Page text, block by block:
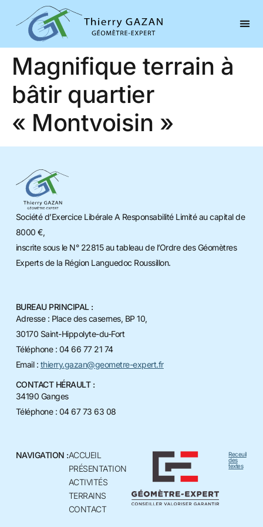
Magnifique terrain à
bâtir quartier
« Montvoisin »
Société d’Exercice Libérale A Responsabilité Limité au capital de
8000 €,
inscrite sous le N° 22815 au tableau de l’Ordre des Géomètres
Experts de la Région Languedoc Roussillon.
BUREAU PRINCIPAL :
Adresse : Place des casernes, BP 10,
30170 Saint-Hippolyte-du-Fort
Téléphone : 04 66 77 21 74
Email : thierry.gazan@geometre-expert.fr
CONTACT HÉRAULT :
34190 Ganges
Téléphone : 04 67 73 63 08
NAVIGATION :ACCUEIL
PRÉSENTATION
ACTIVITÉS
TERRAINS
CONTACT
Receuil
des
textes